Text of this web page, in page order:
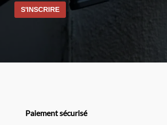
Paiement sécurisé